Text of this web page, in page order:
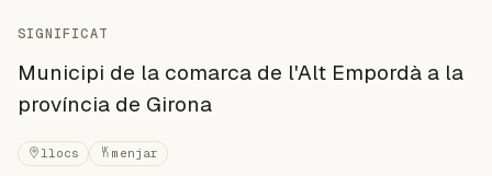
SIGNIFICAT
Municipi de la comarca de l'Alt Empordà a la
província de Girona
llocs menjar